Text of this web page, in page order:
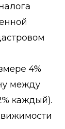
4%
между
каждый).